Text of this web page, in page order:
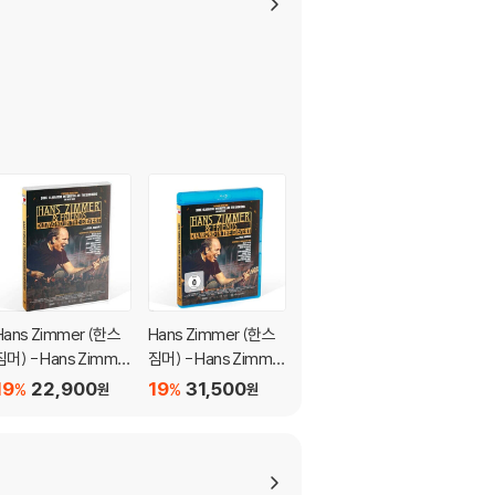
Zimmer (한스
머) - Hans Zimmer
- Diamond in th
22,900원
%
Hans Zimmer (한스
짐머) - Hans Zimmer
Live - Diamond in th
31,500원
19%